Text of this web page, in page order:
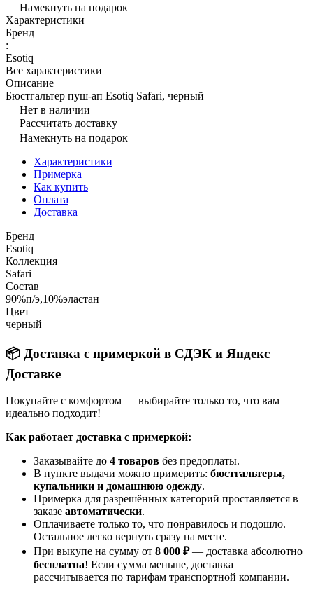
Намекнуть на подарок
Характеристики
Бренд
:
Esotiq
Все характеристики
Описание
Бюстгальтер пуш-ап Esotiq Safari, черный
Нет в наличии
Рассчитать доставку
Намекнуть на подарок
Характеристики
Примерка
Как купить
Оплата
Доставка
Бренд
Esotiq
Коллекция
Safari
Состав
90%п/э,10%эластан
Цвет
черный
📦 Доставка с примеркой в СДЭК и Яндекс
Доставке
Покупайте с комфортом — выбирайте только то, что вам
идеально подходит!
Как работает доставка с примеркой:
Заказывайте до 4 товаров без предоплаты.
В пункте выдачи можно примерить: бюстгальтеры,
купальники и домашнюю одежду.
Примерка для разрешённых категорий проставляется в
заказе автоматически.
Оплачиваете только то, что понравилось и подошло.
Остальное легко вернуть сразу на месте.
При выкупе на сумму от 8 000 ₽— доставка абсолютно
бесплатна! Если сумма меньше, доставка
рассчитывается по тарифам транспортной компании.